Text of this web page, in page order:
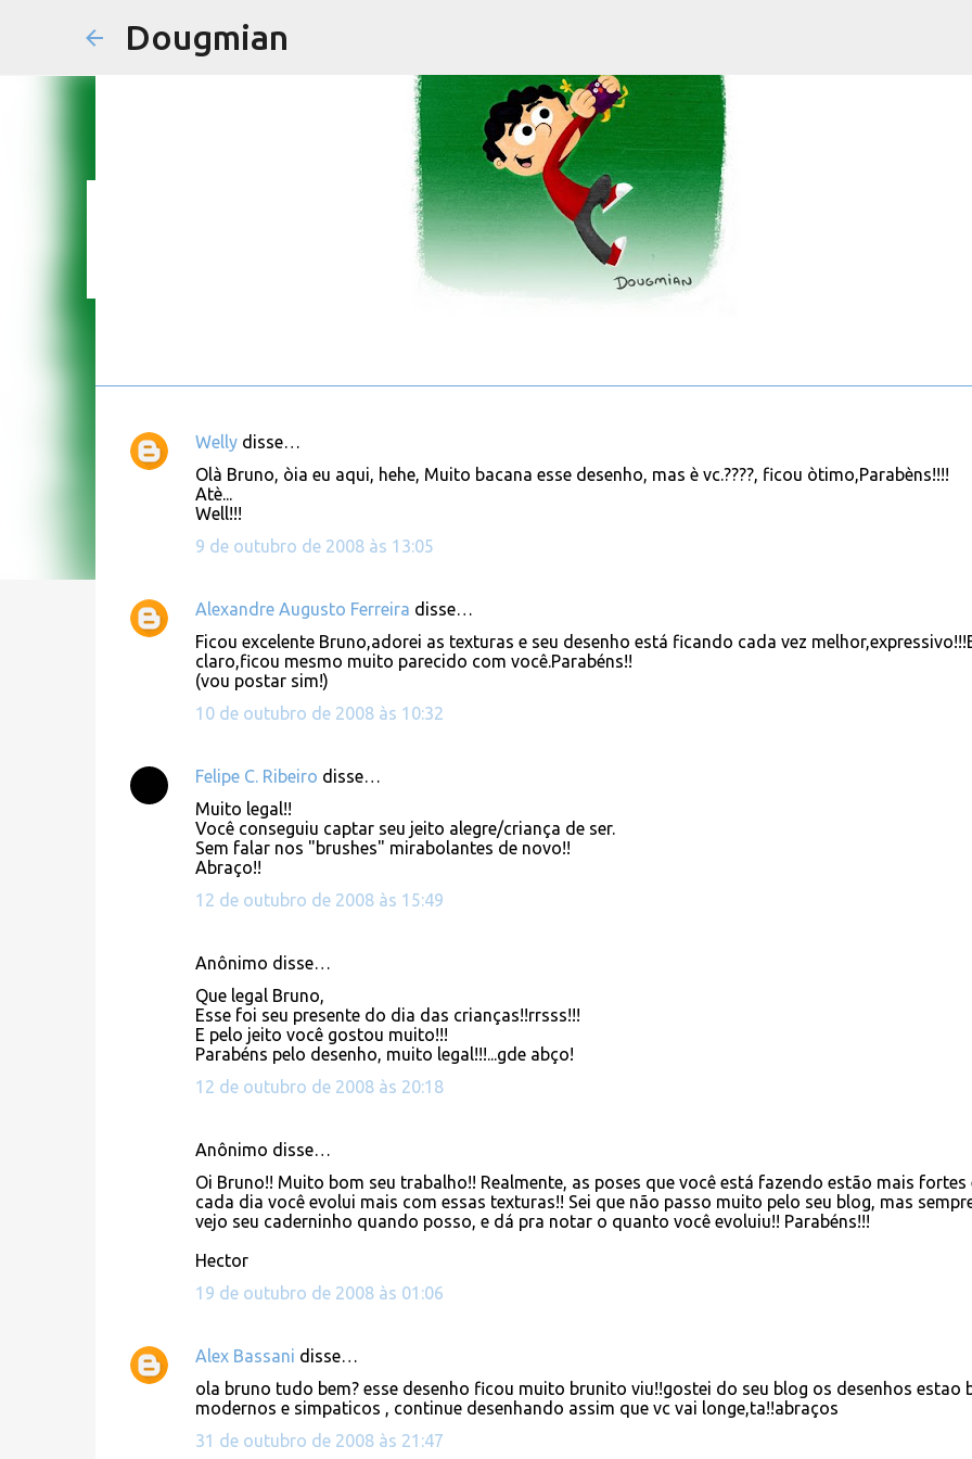
Dougmian
C
t
á
Wellydisse…
Olà Bruno, òia eu aqui, hehe, Muito bacana esse desenho, mas è vc.????, ficou òtimo,Parabèns!!!!
Atè...
Well!!!
9 de outubro de 2008 às 13:05
Alexandre Augusto Ferreira disse…
Ficou excelente Bruno,adorei as texturas e seu desenho está ficando cada vez
claro,ficou mesmo muito parecido com você.Parabéns!!
(vou postar sim!)
10 de outubro de 2008 às 10:32
Felipe C. Ribeiro disse…
Muito legal!!
Você conseguiu captar seu jeito alegre/criança de ser.
Sem falar nos "brushes" mirabolantes de novo!!
Abraço!!
12 de outubro de 2008 às 15:49
Anônimo disse…
Que legal Bruno,
Esse foi seu presente do dia das crianças!!rrsss!!!
E pelo jeito você gostou muito!!!
Parabéns pelo desenho, muito legal!!!...gde abço!
12 de outubro de 2008 às 20:18
Anônimo disse…
Oi Bruno!! Muito bom seu trabalho!! Realmente, as poses que você está fazendo estão mais fortes
cada dia você evolui mais com essas texturas!! Sei que não passo muito pelo seu blog, mas
vejo seu caderninho quando posso, e dá pra notar o quanto você evoluiu!! Parabéns!!!
Hector
19 de outubro de 2008 às 01:06
Alex Bassani disse…
ola bruno tudo bem? esse desenho ficou muito brunito viu!!gostei do seu blog os desenhos estao
modernos e simpaticos , continue desenhando assim que vc vai longe,ta!!abraços
31 de outubro de 2008 às 21:47